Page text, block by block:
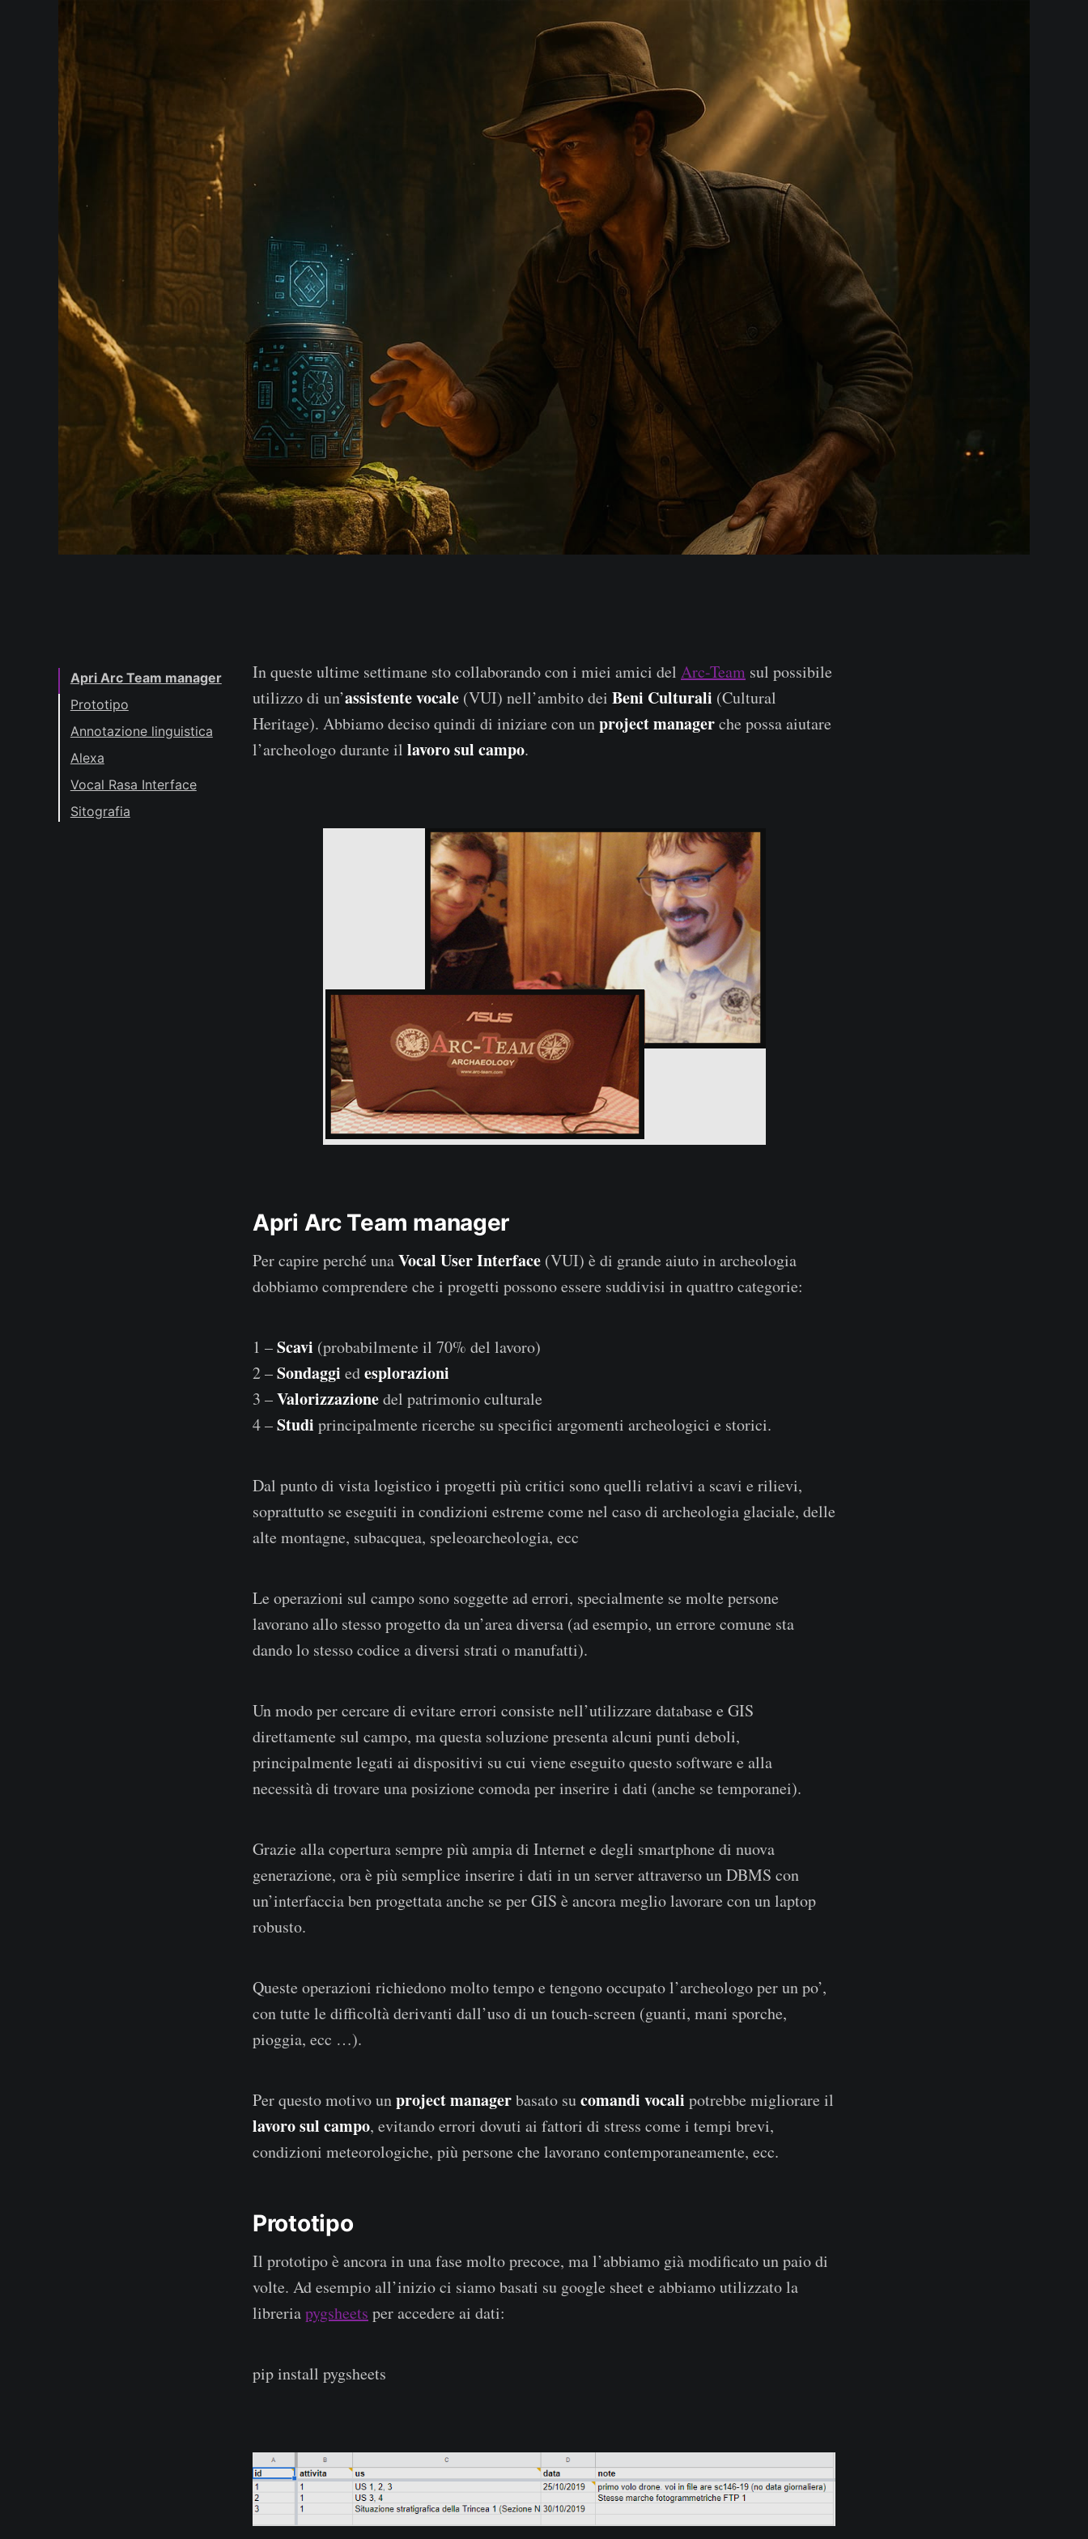
Apri Arc Team manager
Prototipo
Annotazione linguistica
Alexa
Vocal Rasa Interface
Sitografia
In queste ultime settimane sto collaborando con i miei amici del Arc-Team sul possibile
utilizzo di un’assistente vocale (VUI) nell’ambito dei Beni Culturali (Cultural
Heritage). Abbiamo deciso quindi di iniziare con unproject managerche possa aiutare
l’archeologo durante il lavoro sul campo.
Apri Arc Team manager
Per capire perché unaVocal User Interface (VUI) è di grande aiuto in archeologia
dobbiamo comprendere che i progetti possono essere suddivisi in quattro categorie:
1 –Scavi (probabilmente il 70% del lavoro)
2 –Sondaggi edesplorazioni
3 –Valorizzazionedel patrimonio culturale
4 –Studi principalmente ricerche su specifici argomenti archeologici e storici.
Dal punto di vista logistico i progetti più critici sono quelli relativi a scavi e rilievi,
soprattutto se eseguiti in condizioni estreme come nel caso di archeologia glaciale, delle
alte montagne, subacquea, speleoarcheologia, ecc
Le operazioni sul campo sono soggette ad errori, specialmente se molte persone
lavorano allo stesso progetto da un’area diversa (ad esempio, un errore comune sta
dando lo stesso codice a diversi strati o manufatti).
Un modo per cercare di evitare errori consiste nell’utilizzare database e GIS
direttamente sul campo, ma questa soluzione presenta alcuni punti deboli,
principalmente legati ai dispositivi su cui viene eseguito questo software e alla
necessità di trovare una posizione comoda per inserire i dati (anche se temporanei).
Grazie alla copertura sempre più ampia di Internet e degli smartphone di nuova
generazione, ora è più semplice inserire i dati in un server attraverso un DBMS con
un’interfaccia ben progettata anche se per GIS è ancora meglio lavorare con un laptop
robusto.
Queste operazioni richiedono molto tempo e tengono occupato l’archeologo per un po’,
con tutte le difficoltà derivanti dall’uso di un touch-screen (guanti, mani sporche,
pioggia, ecc …).
Per questo motivo unproject managerbasato sucomandi vocali potrebbe migliorare il
lavoro sul campo, evitando errori dovuti ai fattori di stress come i tempi brevi,
condizioni meteorologiche, più persone che lavorano contemporaneamente, ecc.
Prototipo
Il prototipo è ancora in una fase molto precoce, ma l’abbiamo già modificato un paio di
volte. Ad esempio all’inizio ci siamo basati su google sheet e abbiamo utilizzato la
libreriapygsheets per accedere ai dati:
pip install pygsheets